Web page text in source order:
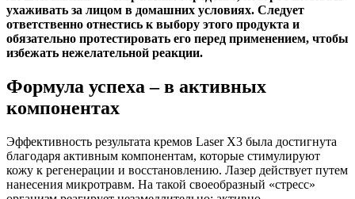
ухаживать за лицом в домашних условиях. Следует
ответственно отнестись к выбору этого продукта и
обязательно протестировать его перед применением, чтобы
избежать нежелательной реакции.
Формула успеха – в активных
компонентах
Эффективность результата кремов Laser X3 была достигнута
благодаря активным компонентам, которые стимулируют
кожу к регенерации и восстановлению. Лазер действует путем
нанесения микротравм. На такой своеобразный «стресс»